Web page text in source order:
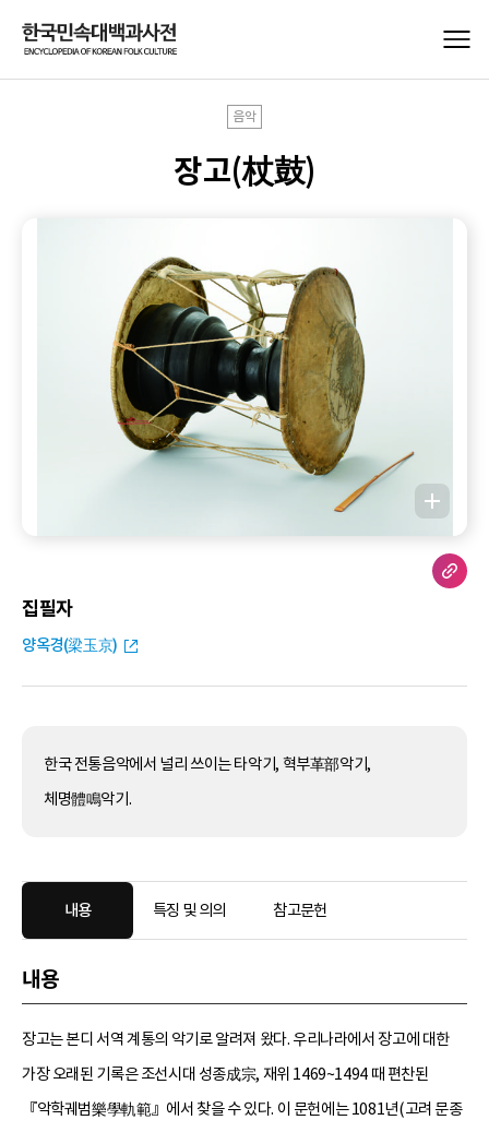
음악
장고(杖鼓)
집필자
양옥경(梁玉京)
한국 전통음악에서 널리 쓰이는 타악기, 혁부革部악기,
체명體鳴악기.
내용 특징 및 의의 참고문헌
내용
장고는 본디 서역 계통의 악기로 알려져 왔다. 우리나라에서 장고에 대한
가장 오래된 기록은 조선시대 성종成宗, 재위 1469~1494 때 편찬된
『악학궤범樂學軌範』에서 찾을 수 있다. 이 문헌에는 1081년(고려 문종